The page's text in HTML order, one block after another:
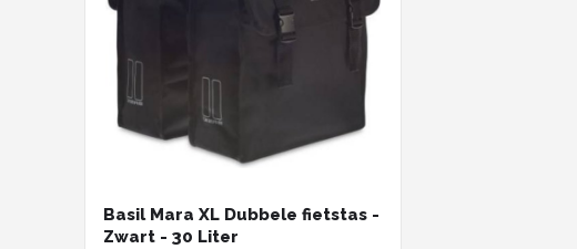
Basil Mara XL Dubbele fietstas -
Zwart - 30 Liter